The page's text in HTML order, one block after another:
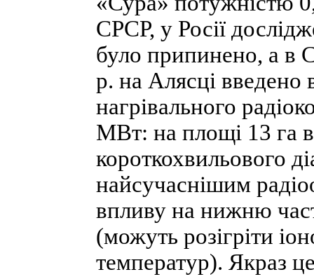
СРСР, у Росії
було припинено, а в
р. на Алясці
нагрівального
МВт: на площі 13 га
короткохвильового
найсучаснішим
впливу на нижню
(можуть розігріти
температур). Якраз